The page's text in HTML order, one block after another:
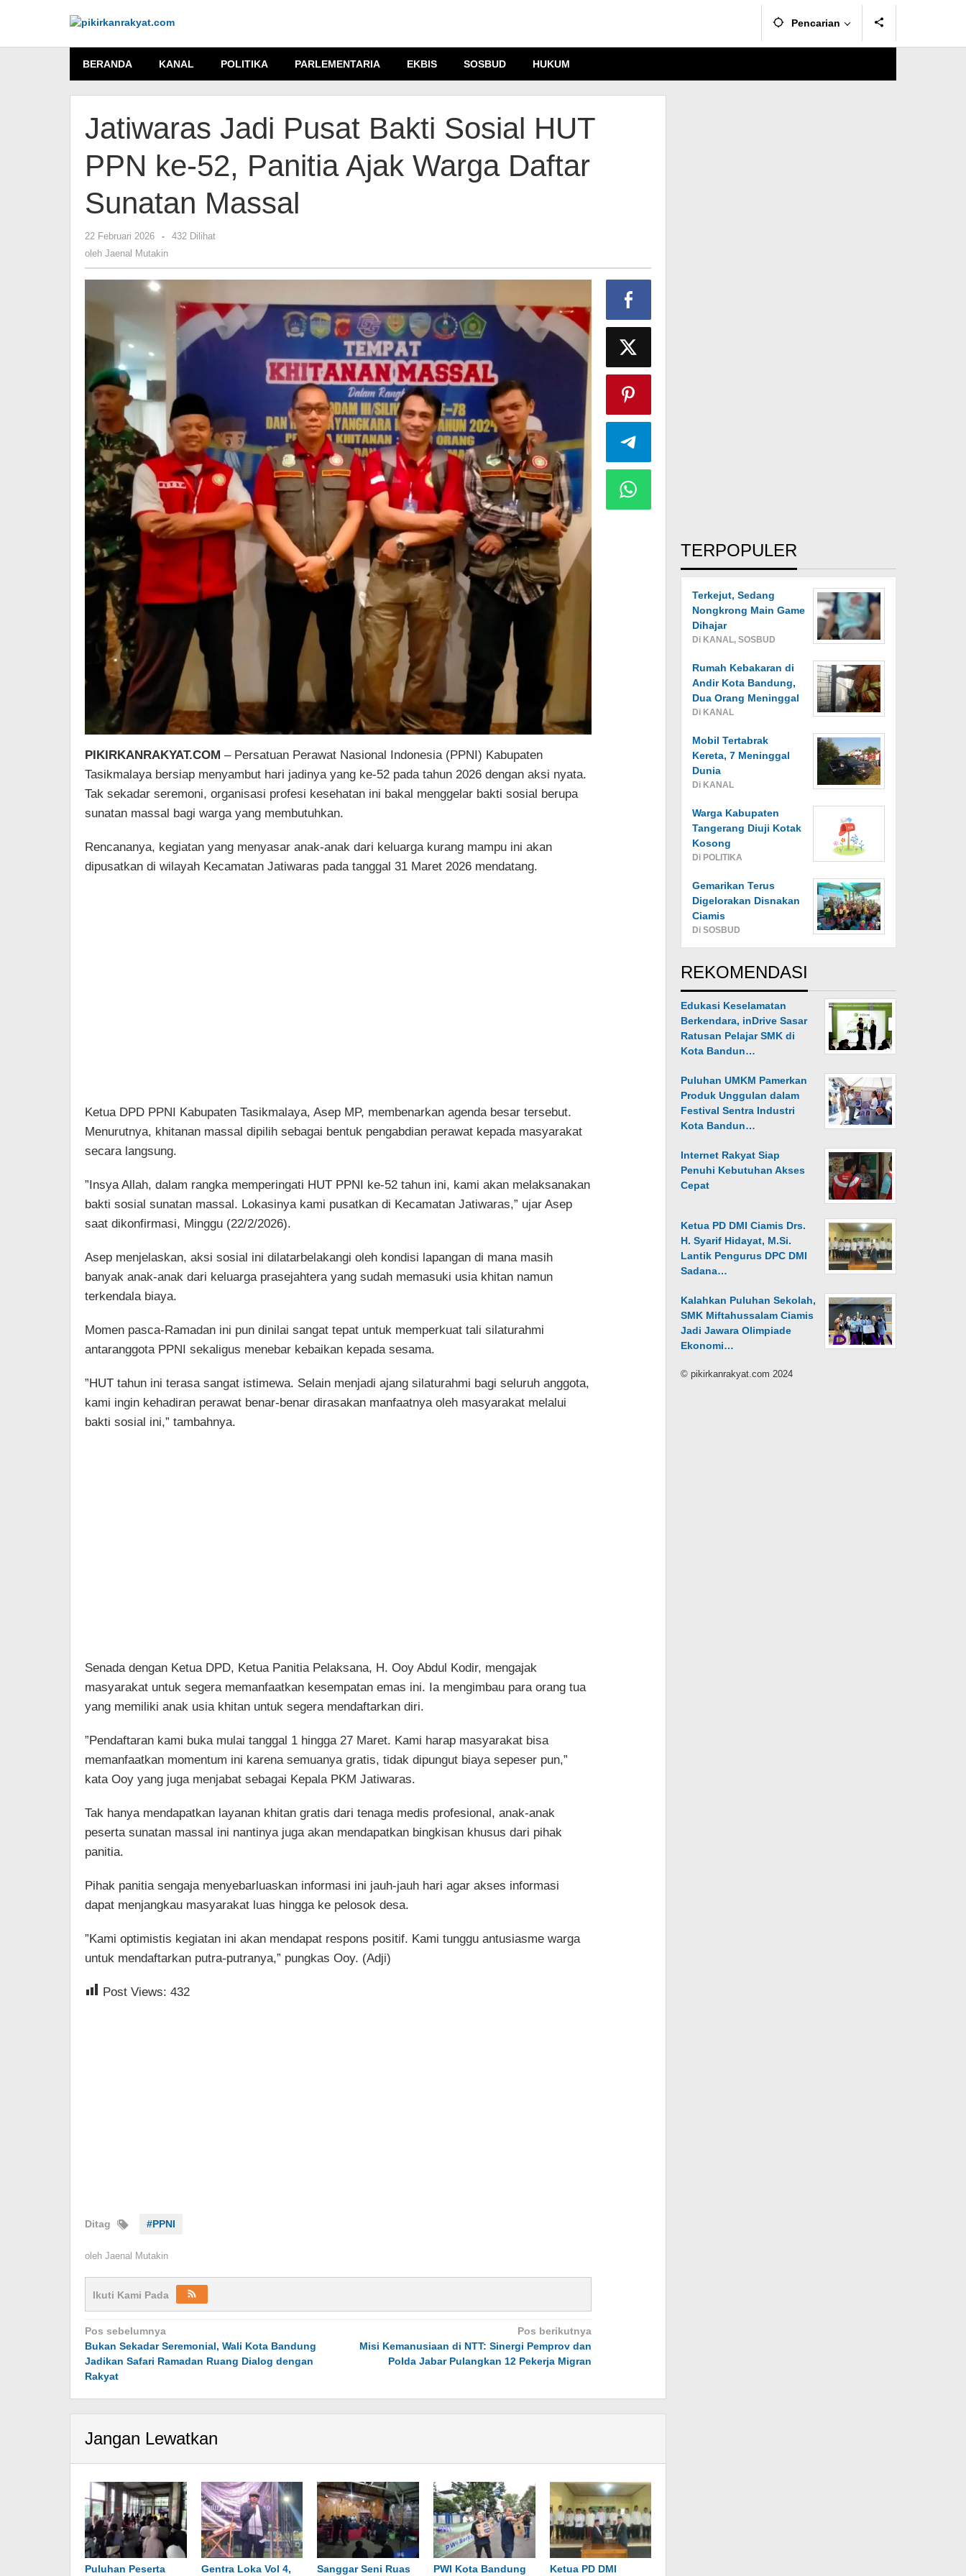
Pencarian
BERANDA KANAL POLITIKA PARLEMENTARIA EKBIS SOSBUD HUKUM
Jatiwaras Jadi Pusat Bakti Sosial HUT
PPN ke-52, Panitia Ajak Warga Daftar
Sunatan Massal
22 Februari 2026
oleh
Jaenal
-
432 Dilihat
oleh Jaenal Mutakin
PIKIRKANRAKYAT.COM – Persatuan Perawat Nasional Indonesia (PPNI) Kabupaten
Tasikmalaya bersiap menyambut hari jadinya yang ke-52 pada tahun 2026 dengan aksi nyata.
Tak sekadar seremoni, organisasi profesi kesehatan ini bakal menggelar bakti sosial berupa
sunatan massal bagi warga yang membutuhkan.
​Rencananya, kegiatan yang menyasar anak-anak dari keluarga kurang mampu ini akan
dipusatkan di wilayah Kecamatan Jatiwaras pada tanggal 31 Maret 2026 mendatang.
​Ketua DPD PPNI Kabupaten Tasikmalaya, Asep MP, membenarkan agenda besar tersebut.
Menurutnya, khitanan massal dipilih sebagai bentuk pengabdian perawat kepada masyarakat
secara langsung.
​”Insya Allah, dalam rangka memperingati HUT PPNI ke-52 tahun ini, kami akan melaksanakan
bakti sosial sunatan massal. Lokasinya kami pusatkan di Kecamatan Jatiwaras,” ujar Asep
saat dikonfirmasi, Minggu (22/2/2026).
​Asep menjelaskan, aksi sosial ini dilatarbelakangi oleh kondisi lapangan di mana masih
banyak anak-anak dari keluarga prasejahtera yang sudah memasuki usia khitan namun
terkendala biaya.
​Momen pasca-Ramadan ini pun dinilai sangat tepat untuk memperkuat tali silaturahmi
antaranggota PPNI sekaligus menebar kebaikan kepada sesama.
​”HUT tahun ini terasa sangat istimewa. Selain menjadi ajang silaturahmi bagi seluruh anggota,
kami ingin kehadiran perawat benar-benar dirasakan manfaatnya oleh masyarakat melalui
bakti sosial ini,” tambahnya.
​Senada dengan Ketua DPD, Ketua Panitia Pelaksana, H. Ooy Abdul Kodir, mengajak
masyarakat untuk segera memanfaatkan kesempatan emas ini. Ia mengimbau para orang tua
yang memiliki anak usia khitan untuk segera mendaftarkan diri.
​”Pendaftaran kami buka mulai tanggal 1 hingga 27 Maret. Kami harap masyarakat bisa
memanfaatkan momentum ini karena semuanya gratis, tidak dipungut biaya sepeser pun,”
kata Ooy yang juga menjabat sebagai Kepala PKM Jatiwaras.
​Tak hanya mendapatkan layanan khitan gratis dari tenaga medis profesional, anak-anak
peserta sunatan massal ini nantinya juga akan mendapatkan bingkisan khusus dari pihak
panitia.
​Pihak panitia sengaja menyebarluaskan informasi ini jauh-jauh hari agar akses informasi
dapat menjangkau masyarakat luas hingga ke pelosok desa.
​”Kami optimistis kegiatan ini akan mendapat respons positif. Kami tunggu antusiasme warga
untuk mendaftarkan putra-putranya,” pungkas Ooy. (Adji)
Post Views: 432
Ditag #PPNI
oleh Jaenal Mutakin
Ikuti Kami Pada
Navigasi
pos
Pos sebelumnya
Bukan Sekadar Seremonial, Wali Kota Bandung
Jadikan Safari Ramadan Ruang Dialog dengan
Rakyat
Pos berikutnya
Misi Kemanusiaan di NTT: Sinergi Pemprov dan
Polda Jabar Pulangkan 12 Pekerja Migran
Jangan Lewatkan
Puluhan Peserta Gentra Loka Vol 4, Sanggar Seni Ruas PWI Kota Bandung Ketua PD DMI
TERPOPULER
Terkejut, Sedang
Nongkrong Main Game
Dihajar
Di KANAL, SOSBUD
Rumah Kebakaran di
Andir Kota Bandung,
Dua Orang Meninggal
Di KANAL
Mobil Tertabrak
Kereta, 7 Meninggal
Dunia
Di KANAL
Warga Kabupaten
Tangerang Diuji Kotak
Kosong
Di POLITIKA
Gemarikan Terus
Digelorakan Disnakan
Ciamis
Di SOSBUD
REKOMENDASI
Edukasi Keselamatan
Berkendara, inDrive Sasar
Ratusan Pelajar SMK di
Kota Bandun…
Puluhan UMKM Pamerkan
Produk Unggulan dalam
Festival Sentra Industri
Kota Bandun…
Internet Rakyat Siap
Penuhi Kebutuhan Akses
Cepat
Ketua PD DMI Ciamis Drs.
H. Syarif Hidayat, M.Si.
Lantik Pengurus DPC DMI
Sadana…
Kalahkan Puluhan Sekolah,
SMK Miftahussalam Ciamis
Jadi Jawara Olimpiade
Ekonomi…
© pikirkanrakyat.com 2024